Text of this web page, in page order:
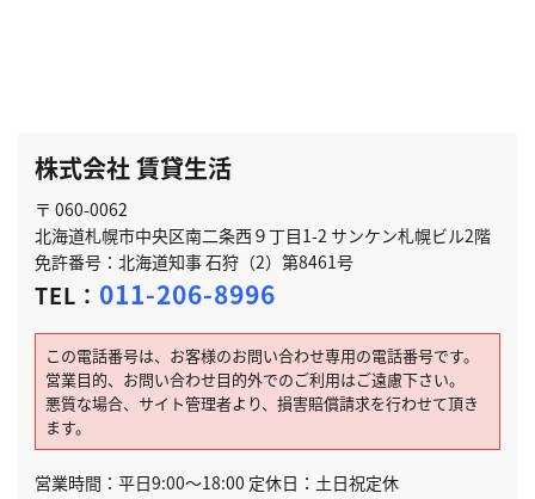
株式会社 賃貸生活
〒 060-0062
北海道札幌市中央区南二条西９丁目1-2 サンケン札幌ビル2階
免許番号：北海道知事 石狩（2）第8461号
TEL： 011-206-8996
この電話番号は、お客様のお問い合わせ専用の電話番号です。
営業目的、お問い合わせ目的外でのご利用はご遠慮下さい。
悪質な場合、サイト管理者より、損害賠償請求を行わせて頂き
ます。
営業時間：平日9:00～18:00 定休日：土日祝定休